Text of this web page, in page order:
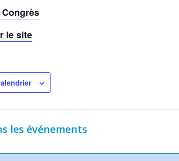
le site
les événements